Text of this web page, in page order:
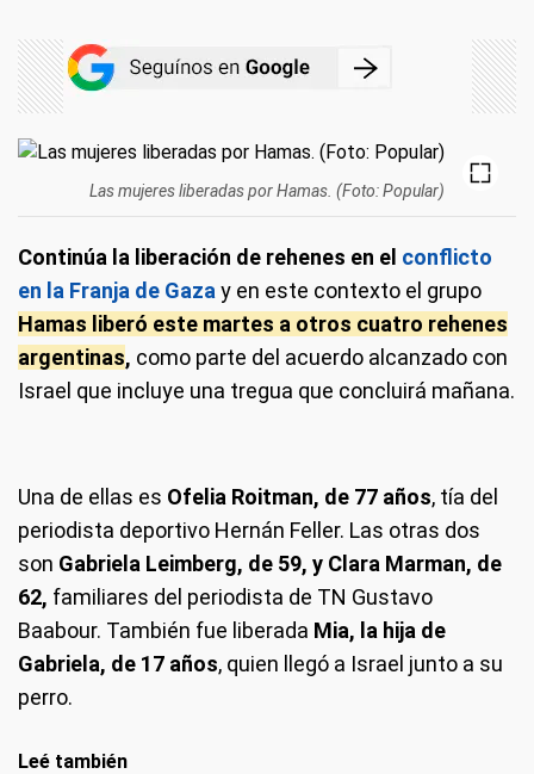
Las mujeres liberadas por Hamas. (Foto: Popular)
Continúa la liberación de rehenes en el conflicto
en la Franja de Gaza y en este contexto el grupo
Hamas liberó este martes a otros cuatro rehenes
argentinas, como parte del acuerdo alcanzado con
Israel que incluye una tregua que concluirá mañana.
Una de ellas es Ofelia Roitman, de 77 años, tía del
periodista deportivo Hernán Feller. Las otras dos
son Gabriela Leimberg, de 59, y Clara Marman, de
62, familiares del periodista de TN Gustavo
Baabour. También fue liberada Mia, la hija de
Gabriela, de 17 años, quien llegó a Israel junto a su
perro.
Leé también